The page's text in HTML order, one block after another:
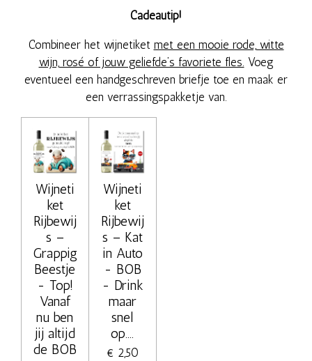
Cadeautip!
Combineer het wijnetiket met een mooie rode, witte
wijn, rosé of jouw geliefde’s favoriete fles. Voeg
eventueel een handgeschreven briefje toe en maak er
een verrassingspakketje van.
Wijneti
ket
Rijbewij
s –
Grappig
Beestje
- Top!
Vanaf
nu ben
jij altijd
de BOB
Wijneti
ket
Rijbewij
s – Kat
in Auto
- BOB
- Drink
maar
snel
op....
€ 2,50